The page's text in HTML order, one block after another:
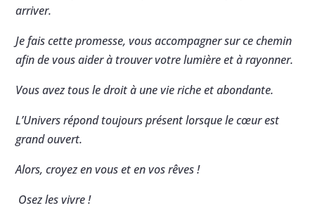
arriver.
Je fais cette promesse, vous accompagner sur ce chemin
afin de vous aider à trouver votre lumière et à rayonner.
Vous avez tous le droit à une vie riche et abondante.
L’Univers répond toujours présent lorsque le cœur est
grand ouvert.
Alors, croyez en vous et en vos rêves !
Osez les vivre !